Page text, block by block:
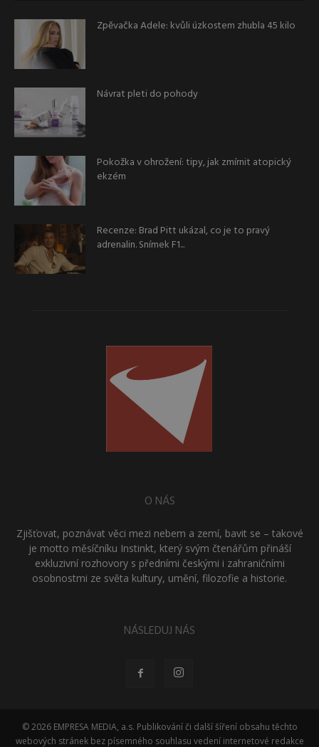
Zpěvačka Adele: kvůli úzkostem zhubla 45 kilo
Návrat pleti do pohody
Pokožka v ohrožení: tipy, jak zmírnit atopický
ekzém
Recenze: Brad Pitt ukázal, co je to pravý
adrenalin. Snímek F1...
O NÁS
Zjišťovat, poznávat věci mezi nebem a zemí, bavit se – takové
je motto měsíčníku Instinkt, který svým čtenářům přináší
exkluzivní rozhovory s předními českými i zahraničními
osobnostmi ze světa kultury, umění, filozofie a historie.
NÁSLEDUJ NÁS
© 2026 EMPRESA MEDIA, a.s. Publikování či další šíření obsahu těchto
webových stránek bez písemného souhlasu vedení internetové redakce